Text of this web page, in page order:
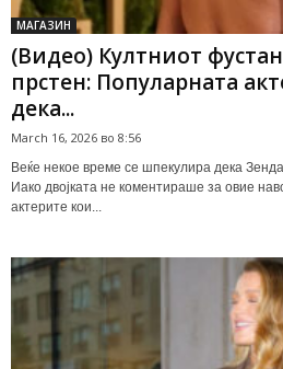
МАГАЗИН
(Видео) Култниот
прстен: Популарната
дека...
March 16, 2026 во 8:56
Веќе некое време се шпекулира дека
Иако двојката не коментираше за овие
актерите кои...